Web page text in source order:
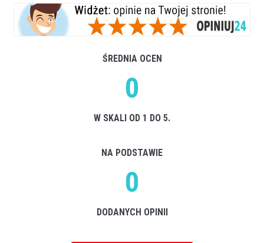
ŚREDNIA OCEN
0
W SKALI OD 1 DO 5.
NA PODSTAWIE
0
DODANYCH OPINII